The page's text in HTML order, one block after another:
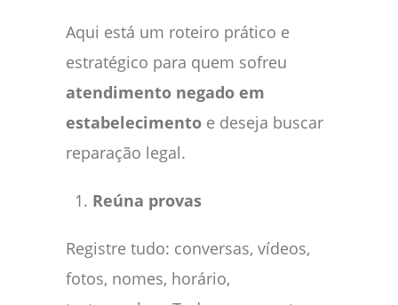
Aqui está um roteiro prático e
estratégico para quem sofreu
atendimento negado em
estabelecimento e deseja buscar
reparação legal.
Reúna provas
Registre tudo: conversas, vídeos,
fotos, nomes, horário,